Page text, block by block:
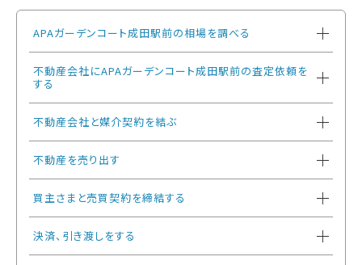
APAガーデンコート成田駅前の相場を調べる
不動産会社にAPAガーデンコート成田駅前の査定依頼を
する
不動産会社と媒介契約を結ぶ
不動産を売り出す
買主さまと売買契約を締結する
決済、引き渡しをする